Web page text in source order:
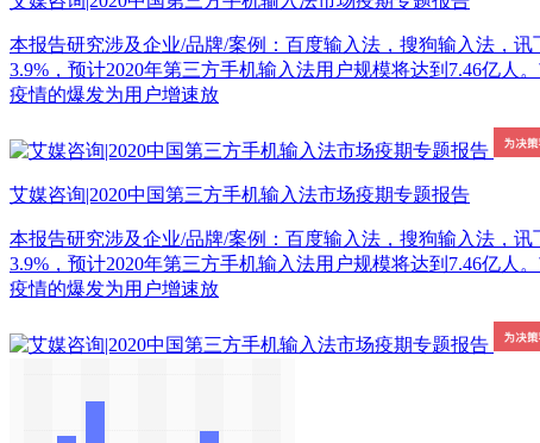
本报告研究涉及企业/品牌/案例：百度输入法，搜狗输入法，讯
3.9%，预计2020年第三方手机输入法用户规模将达到7.46亿
疫情的爆发为用户增速放
艾媒咨询|2020中国第三方手机输入法市场疫期专题报告
本报告研究涉及企业/品牌/案例：百度输入法，搜狗输入法，讯
3.9%，预计2020年第三方手机输入法用户规模将达到7.46亿
疫情的爆发为用户增速放